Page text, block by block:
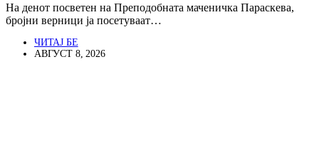
На денот посветен на Преподобната маченичка Параскева,
бројни верници ја посетуваат…
ЧИТАЈ БЕ
АВГУСТ 8, 2026